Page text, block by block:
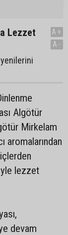
Lezzet
yenilerini
A+
A-
Algötür
Mirkelam
aromalarından
lezzet
devam